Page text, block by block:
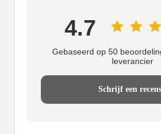
4.7
Gebaseerd op 50
leverancier
Schrijf een